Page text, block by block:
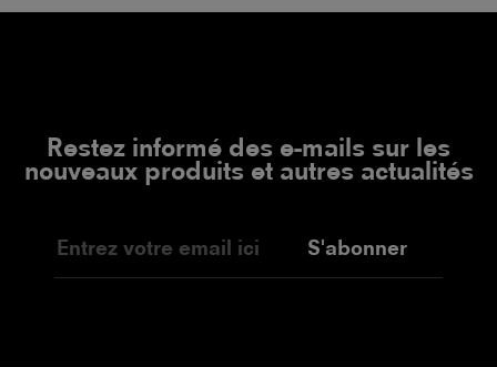
Restez informé des e-mails sur les
nouveaux produits et autres actualités
S'abonner